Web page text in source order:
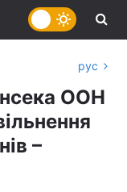
рус
ООН
–